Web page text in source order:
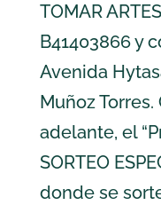
TOMAR
B41403866 y
Avenida
Muñoz Torres.
adelante, el
SORTEO
donde se